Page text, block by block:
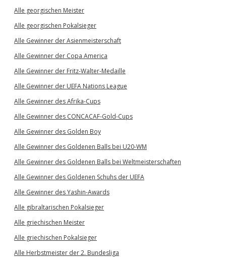
Alle georgischen Meister
Alle georgischen Pokalsieger
Alle Gewinner der Asienmeisterschaft
Alle Gewinner der Copa America
Alle Gewinner der Fritz-Walter-Medaille
Alle Gewinner der UEFA Nations League
Alle Gewinner des Afrika-Cups
Alle Gewinner des CONCACAF-Gold-Cups
Alle Gewinner des Golden Boy
Alle Gewinner des Goldenen Balls bei U20-WM
Alle Gewinner des Goldenen Balls bei Weltmeisterschaften
Alle Gewinner des Goldenen Schuhs der UEFA
Alle Gewinner des Yashin-Awards
Alle gibraltarischen Pokalsieger
Alle griechischen Meister
Alle griechischen Pokalsieger
Alle Herbstmeister der 2. Bundesliga